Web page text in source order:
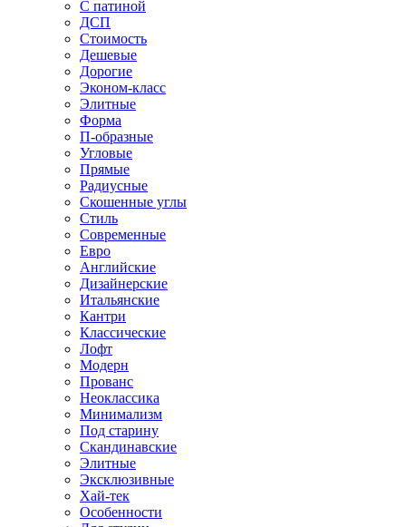
С патиной
ДСП
Стоимость
Дешевые
Дорогие
Эконом-класс
Элитные
Форма
П-образные
Угловые
Прямые
Радиусные
Скошенные углы
Стиль
Современные
Евро
Английские
Дизайнерские
Итальянские
Кантри
Классические
Лофт
Модерн
Прованс
Неоклассика
Минимализм
Под старину
Скандинавские
Элитные
Эксклюзивные
Хай-тек
Особенности